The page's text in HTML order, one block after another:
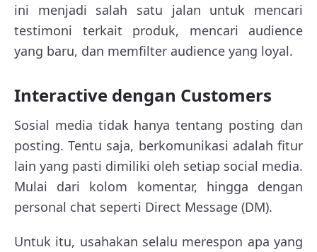
ini menjadi salah satu jalan untuk mencari
testimoni terkait produk, mencari audience
yang baru, dan memfilter audience yang loyal.
Interactive dengan Customers
Sosial media tidak hanya tentang posting dan
posting. Tentu saja, berkomunikasi adalah fitur
lain yang pasti dimiliki oleh setiap social media.
Mulai dari kolom komentar, hingga dengan
personal chat seperti Direct Message (DM).
Untuk itu, usahakan selalu merespon apa yang